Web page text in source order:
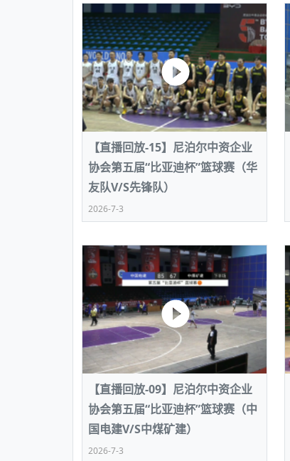
【直播回放-15】尼泊尔中资企业
协会第五届“比亚迪杯”篮球赛（华
友队V/S先锋队）
2026-7-3
【直播回放-09】尼泊尔中资企业
协会第五届“比亚迪杯”篮球赛（中
国电建V/S中煤矿建）
2026-7-3